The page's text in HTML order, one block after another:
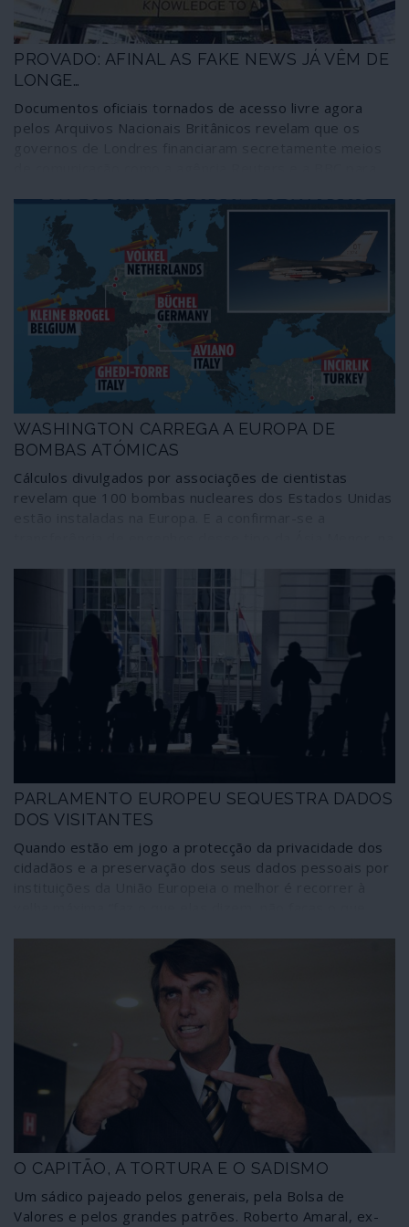
dados a reter sobre o grande e necessário debate em
torno do 2019-nCoV como eventual criação humana.
PROVADO: AFINAL AS FAKE NEWS JÁ VÊM DE
LONGE…
Documentos oficiais tornados de acesso livre agora
pelos Arquivos Nacionais Britânicos revelam que os
instituições e organizações comunistas. Os documentos
dizem respeito ao período entre 1945 e 1977; nada
indica que tais procedimentos tenham sido
abandonados desde então, independentemente das
alterações na cena internacional e das mudanças de
proprietários daqueles e outros órgãos de informação.
WASHINGTON CARREGA A EUROPA DE
BOMBAS ATÓMICAS
Cálculos divulgados por associações de cientistas
revelam que 100 bombas nucleares dos Estados Unidas
em Estados membros da União Europeia. Claro que não
serão precisas tantas para liquidar o planeta e a
humanidade, tornando a ameaça das alterações
climáticas uma redundância. Mas os Estados Unidos e,
pelos vistos, os dirigentes europeus gostam que os
povos estejam reféns de estratégias de terror.
PARLAMENTO EUROPEU SEQUESTRA DADOS
DOS VISITANTES
Quando estão em jogo a protecção da privacidade dos
cidadãos e a preservação dos seus dados pessoais por
Europeu que caia na asneira de recorrer ao wi-fi da
instituição em Bruxelas terá as suas informações de
Internet sequestradas secretamente por seis meses ou
mesmo partilhadas com interesses privados nada
O CAPITÃO, A TORTURA E O SADISMO
Um sádico pajeado pelos generais, pela Bolsa de
Valores e pelos grandes patrões. Roberto Amaral, ex-